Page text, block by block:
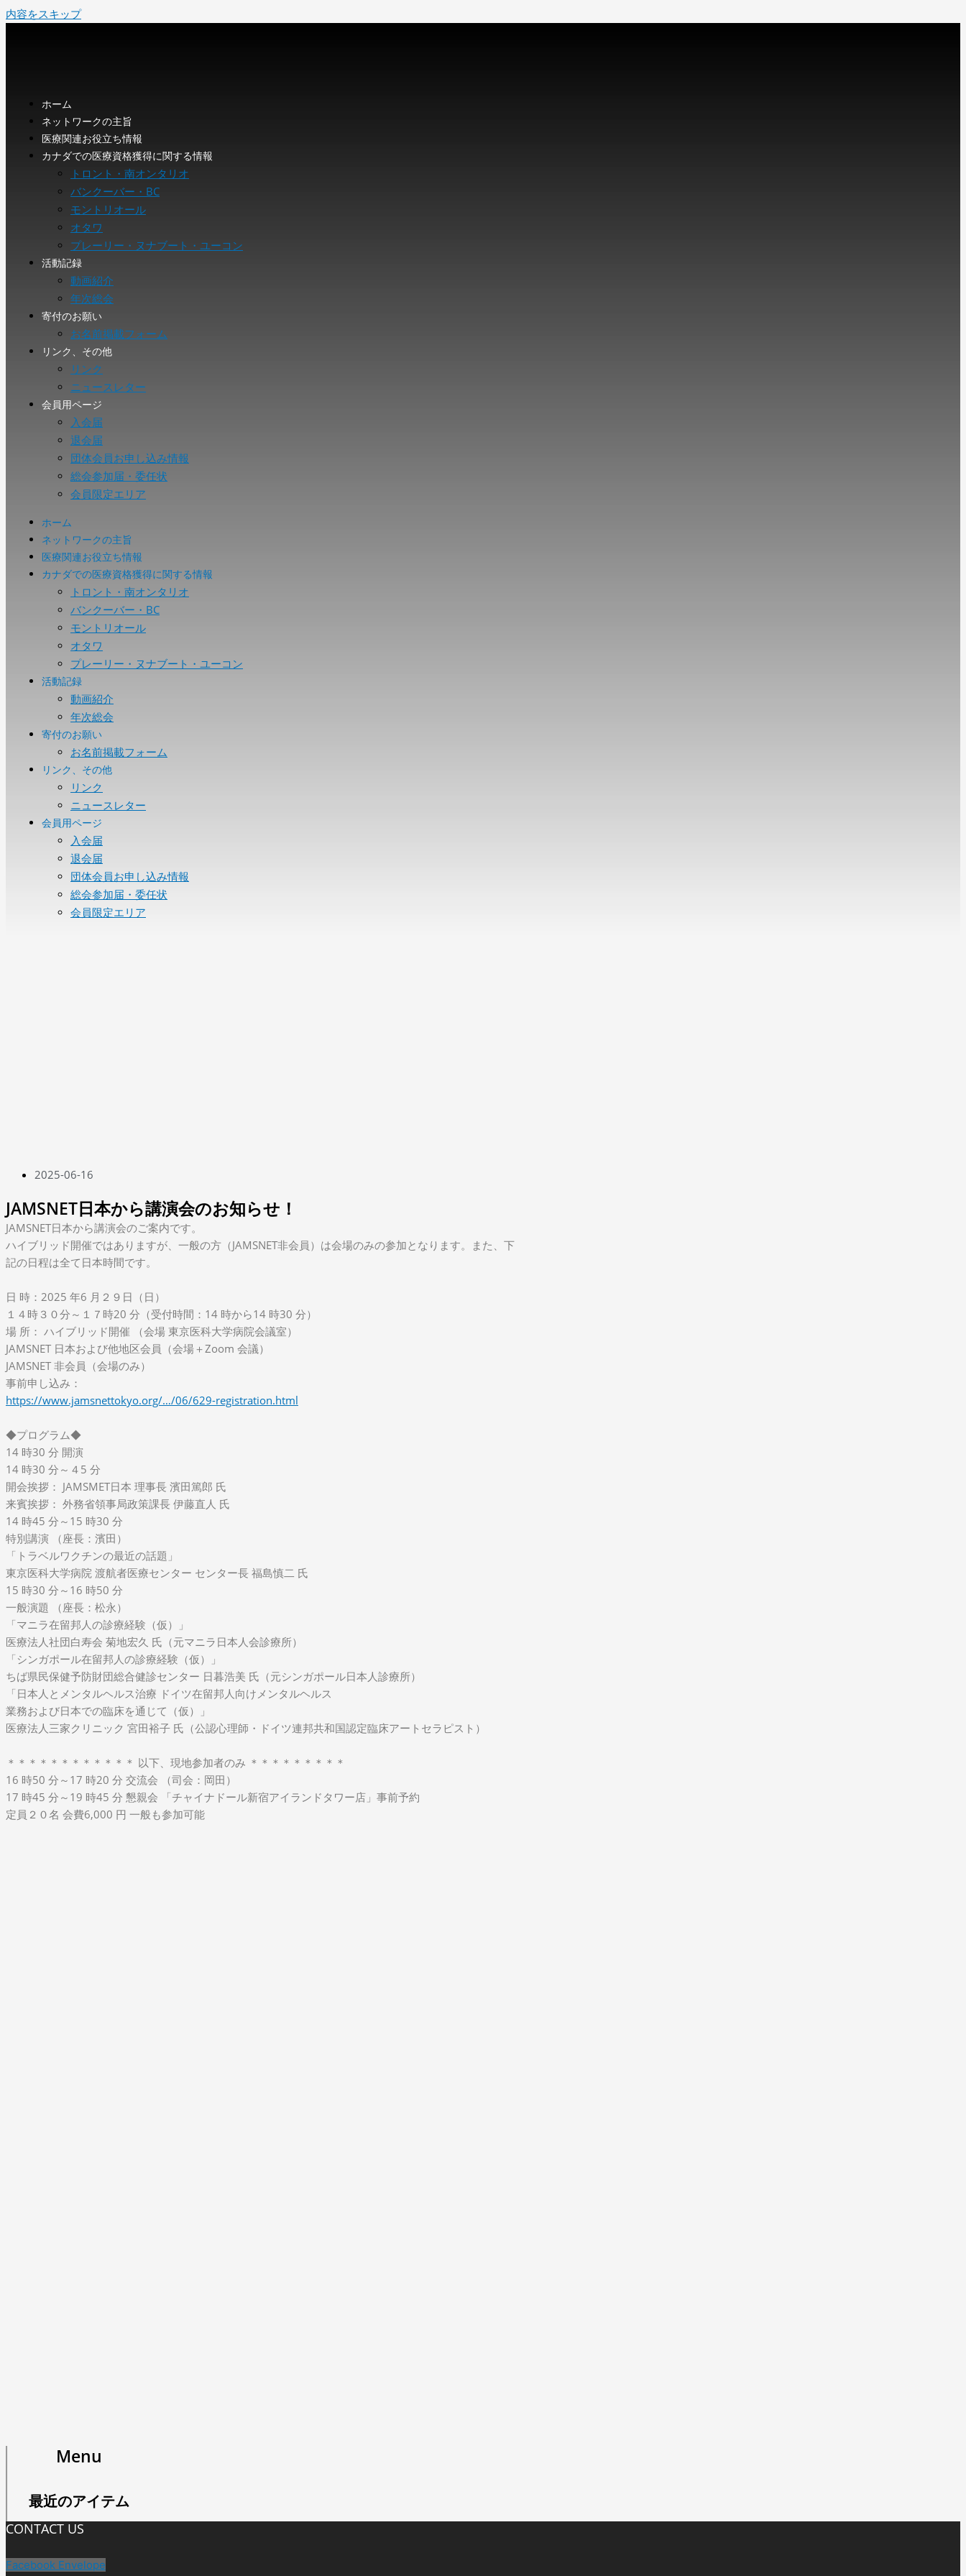
内容をスキップ
ホーム
ネットワークの主旨
医療関連お役立ち情報
カナダでの医療資格獲得に関する情報
トロント・南オンタリオ
バンクーバー・BC
モントリオール
オタワ
プレーリー・ヌナブート・ユーコン
活動記録
動画紹介
年次総会
寄付のお願い
お名前掲載フォーム
リンク、その他
リンク
ニュースレター
会員用ページ
入会届
退会届
団体会員お申し込み情報
総会参加届・委任状
会員限定エリア
ホーム
ネットワークの主旨
医療関連お役立ち情報
カナダでの医療資格獲得に関する情報
トロント・南オンタリオ
バンクーバー・BC
モントリオール
オタワ
プレーリー・ヌナブート・ユーコン
活動記録
動画紹介
年次総会
寄付のお願い
お名前掲載フォーム
リンク、その他
リンク
ニュースレター
会員用ページ
入会届
退会届
団体会員お申し込み情報
総会参加届・委任状
会員限定エリア
2025-06-16
JAMSNET日本から講演会のお知らせ！
JAMSNET日本から講演会のご案内です。
ハイブリッド開催ではありますが、一般の方（JAMSNET非会員）は会場のみの参加となります。また、下
記の日程は全て日本時間です。
日 時： 2025 年6 月２９日（日）
１４時３０分～１７時20 分（受付時間：14 時から14 時30 分）
場 所： ハイブリッド開催 （会場 東京医科大学病院会議室）
JAMSNET 日本および他地区会員（会場＋Zoom 会議）
JAMSNET 非会員（会場のみ）
事前申し込み：
https://www.jamsnettokyo.org/…/06/629-registration.html
◆プログラム◆
14 時30 分 開演
14 時30 分～４5 分
開会挨拶： JAMSMET日本 理事長 濱田篤郎 氏
来賓挨拶： 外務省領事局政策課長 伊藤直人 氏
14 時45 分～15 時30 分
特別講演 （座長：濱田）
「トラベルワクチンの最近の話題」
東京医科大学病院 渡航者医療センター センター長 福島慎二 氏
15 時30 分～16 時50 分
一般演題 （座長：松永）
「マニラ在留邦人の診療経験（仮）」
医療法人社団白寿会 菊地宏久 氏（元マニラ日本人会診療所）
「シンガポール在留邦人の診療経験（仮）」
ちば県民保健予防財団総合健診センター 日暮浩美 氏（元シンガポール日本人診療所）
「日本人とメンタルヘルス治療 ドイツ在留邦人向けメンタルヘルス
業務および日本での臨床を通じて（仮）」
医療法人三家クリニック 宮田裕子 氏（公認心理師・ドイツ連邦共和国認定臨床アートセラピスト）
＊＊＊＊＊＊＊＊＊＊＊＊ 以下、現地参加者のみ ＊＊＊＊＊＊＊＊＊
16 時50 分～17 時20 分 交流会 （司会：岡田）
17 時45 分～19 時45 分 懇親会 「チャイナドール新宿アイランドタワー店」事前予約
定員２０名 会費6,000 円 一般も参加可能
Menu
最近のアイテム
CONTACT US
Facebook Envelope